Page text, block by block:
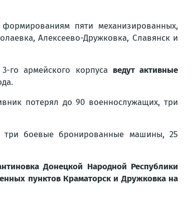
пяти механизированных,
Алексеево-Дружковка, Славянск и
армейского корпуса ведут активные
потерял до 90 военнослужащих, три
три боевые бронированные машины, 25
Донецкой Народной Республики
пунктов Краматорск и Дружковка на